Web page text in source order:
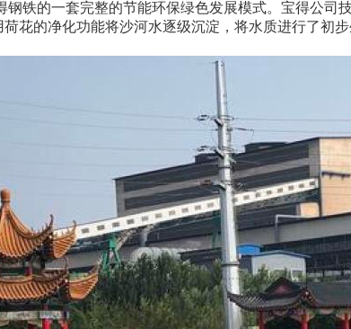
的一套完整的节能环保绿色发展模式。宝得公司
花的净化功能将沙河水逐级沉淀，将水质进行了初